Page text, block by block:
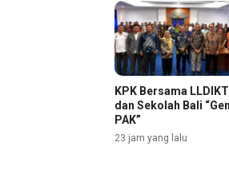
KPK Bersama LLDIKTI
dan Sekolah Bali “Genjot
PAK”
23 jam yang lalu